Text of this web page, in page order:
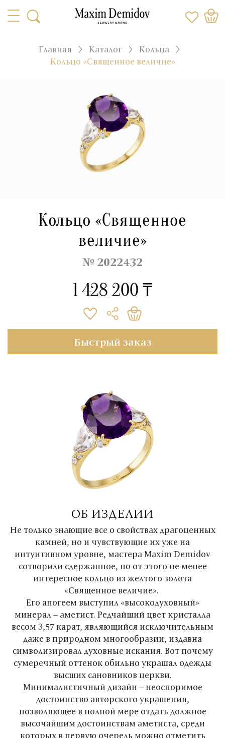
Главная Каталог
Кольца
Кольцо «Священное величие»
Кольцо «Священное
величие»
№ 2022432
1 428 200 ₸
Быстрый заказ
ОБ ИЗДЕЛИИ
Не только знающие все о свойствах драгоценных
камней, но и чувствующие их уже на
интуитивном уровне, мастера Maxim Demidov
сотворили сдержанное, но от этого не менее
интересное кольцо из желтого золота
«Священное величие».
Его апогеем выступил «высокодуховный»
минерал – аметист. Редчайший цвет кристалла
весом 3,57 карат, являющийся исключительным
даже в природном многообразии, издавна
символизировал духовные искания. Вот почему
сумеречный оттенок обильно украшал одежды
высших сановников церкви.
Минималистичный дизайн – неоспоримое
достоинство авторского украшения,
позволяющее в полной мере отдать должное
высочайшим достоинствам аметиста, среди
которых в первую очередь можно отметить